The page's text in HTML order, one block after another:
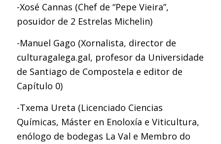
-Xosé Cannas (Chef de “Pepe Vieira”,
posuidor de 2 Estrelas Michelin)
-Manuel Gago (Xornalista, director de
culturagalega.gal, profesor da Universidade
de Santiago de Compostela e editor de
Capítulo 0)
-Txema Ureta (Licenciado Ciencias
Químicas, Máster en Enoloxía e Viticultura,
enólogo de bodegas La Val e Membro do